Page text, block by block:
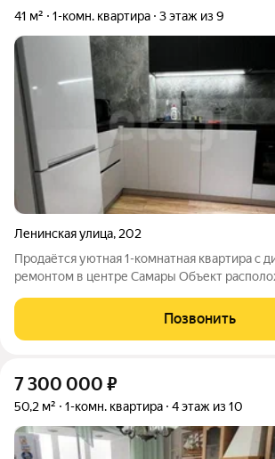
41 м² 1-комн. квартира 3 этаж из 9
Ленинская улица, 202
Продаётся уютная 1-комнатная квартира с
ремонтом в центре Самары Объект
идеальный вариант для тех, кто ценит
центральную локацию. Квартира
Позвонить
7 300 000 ₽
50,2 м² 1-комн. квартира 4 этаж из 10